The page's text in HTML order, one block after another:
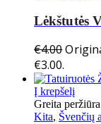
Lėkštutės
€4.00
€3.00.
Į krepšelį
Greita peržiūra
Kita, Švenčių